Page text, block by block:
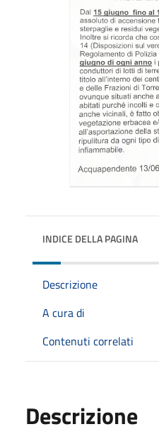
INDICE DELLA PAGINA
Descrizione
A cura di
Contenuti correlati
Descrizione